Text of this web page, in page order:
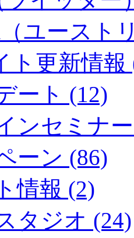
（ユースト
ト更新情報
ート (12)
ンセミナ
ーン (86)
情報 (2)
タジオ (24)